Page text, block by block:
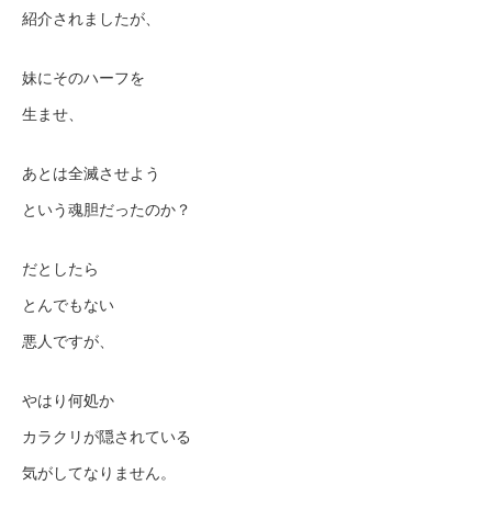
紹介されましたが、
妹にそのハーフを
生ませ、
あとは全滅させよう
という魂胆だったのか？
だとしたら
とんでもない
悪人ですが、
やはり何処か
カラクリが隠されている
気がしてなりません。